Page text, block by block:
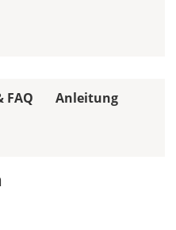
FAQ Anleitung